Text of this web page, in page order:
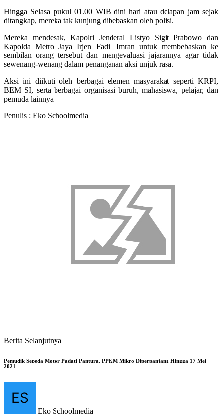
Hingga Selasa pukul 01.00 WIB dini hari atau delapan jam sejak
ditangkap, mereka tak kunjung dibebaskan oleh polisi.
Mereka mendesak, Kapolri Jenderal Listyo Sigit Prabowo dan
Kapolda Metro Jaya Irjen Fadil Imran untuk membebaskan ke
sembilan orang tersebut dan mengevaluasi jajarannya agar tidak
sewenang-wenang dalam penanganan aksi unjuk rasa.
Aksi ini diikuti oleh berbagai elemen masyarakat seperti KRPI,
BEM SI, serta berbagai organisasi buruh, mahasiswa, pelajar, dan
pemuda lainnya
Penulis : Eko Schoolmedia
Berita Selanjutnya
Pemudik Sepeda Motor Padati Pantura, PPKM Mikro Diperpanjang Hingga 17 Mei
2021
Eko Schoolmedia